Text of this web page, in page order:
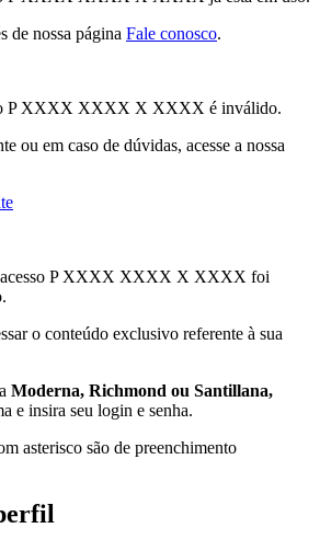
de nossa página Fale conosco.
P XXXX XXXX X XXXX é inválido.
ou em caso de dúvidas, acesse a nossa
acesso P XXXX XXXX X XXXX foi
o conteúdo exclusivo referente à sua
Moderna, Richmond ou Santillana,
e insira seu login e senha.
asterisco são de preenchimento